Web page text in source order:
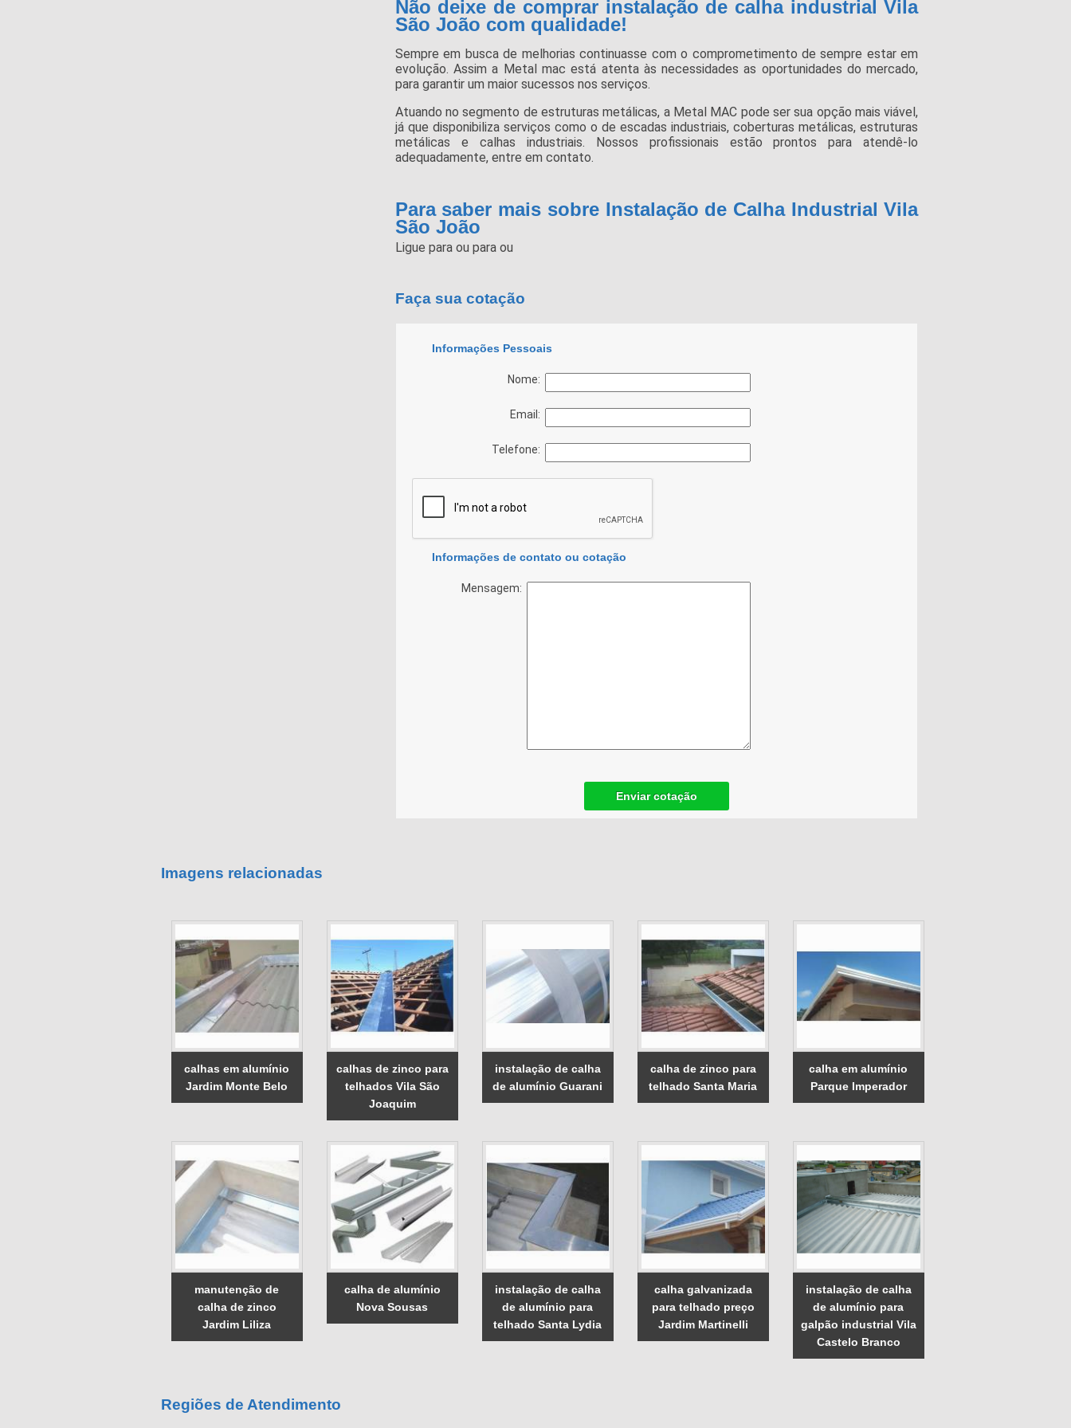
Não deixe de comprar instalação de calha industrial Vila
São João com qualidade!
Sempre em busca de melhorias continuasse com o comprometimento de sempre estar em
evolução. Assim a Metal mac está atenta às necessidades as oportunidades do mercado,
para garantir um maior sucessos nos serviços.
Atuando no segmento de estruturas metálicas, a Metal MAC pode ser sua opção mais viável,
já que disponibiliza serviços como o de escadas industriais, coberturas metálicas, estruturas
metálicas e calhas industriais. Nossos profissionais estão prontos para atendê-lo
adequadamente, entre em contato.
Para saber mais sobre Instalação de Calha Industrial Vila
São João
Ligue para ou para ou
Faça sua cotação
Informações Pessoais
Nome:
Email:
Telefone:
Informações de contato ou cotação
Mensagem:
Enviar cotação
Imagens relacionadas
calhas em alumínio
Jardim Monte Belo
calhas de zinco para
telhados Vila São
Joaquim
instalação de calha
de alumínio Guarani
calha de zinco para
telhado Santa Maria
calha em alumínio
Parque Imperador
manutenção de
calha de zinco
Jardim Liliza
calha de alumínio
Nova Sousas
instalação de calha
de alumínio para
telhado Santa Lydia
calha galvanizada
para telhado preço
Jardim Martinelli
instalação de calha
de alumínio para
galpão industrial Vila
Castelo Branco
Regiões de Atendimento